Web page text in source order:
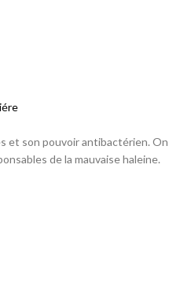
et son pouvoir antibactérien.
de la mauvaise haleine.